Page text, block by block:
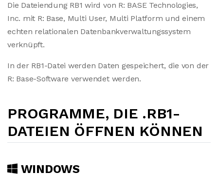
Die Dateiendung RB1 wird von R: BASE Technologies,
Inc. mit R: Base, Multi User, Multi Platform und einem
echten relationalen Datenbankverwaltungssystem
verknüpft.
In der RB1-Datei werden Daten gespeichert, die von der
R: Base-Software verwendet werden.
PROGRAMME, DIE .RB1-
DATEIEN ÖFFNEN KÖNNEN
WINDOWS